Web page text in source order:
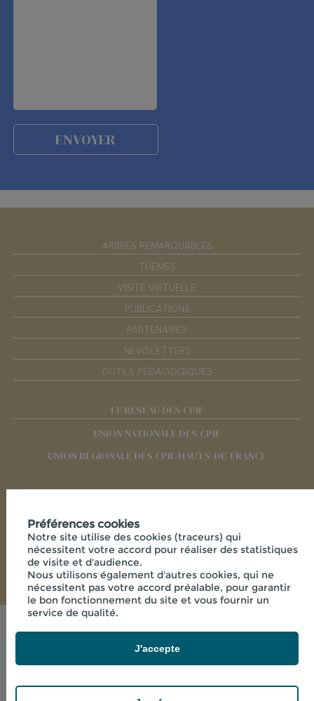
ARBRES REMARQUABLES
THÈMES
VISITE VIRTUELLE
PUBLICATIONS
PARTENAIRES
NEWSLETTERS
OUTILS PÉDAGOGIQUES
LE RÉSEAU DES CPIE
UNION NATIONALE DES CPIE
UNION RÉGIONALE DES CPIE HAUTS-DE-FRANCE
Mentions légales
© 2026 - CPIE PAYS DE L'AISNE - 33 RUE DES
VICTIMES DE COMPORTET , 02000 MERLIEUX-ET-
Préférences cookies
Notre site utilise des cookies (traceurs) qui
nécessitent votre accord pour réaliser des statistiques
de visite et d'audience.
Nous utilisons également d'autres cookies, qui ne
nécessitent pas votre accord préalable, pour garantir
le bon fonctionnement du site et vous fournir un
service de qualité.
J'accepte